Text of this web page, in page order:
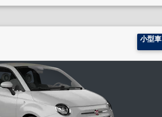
小型車